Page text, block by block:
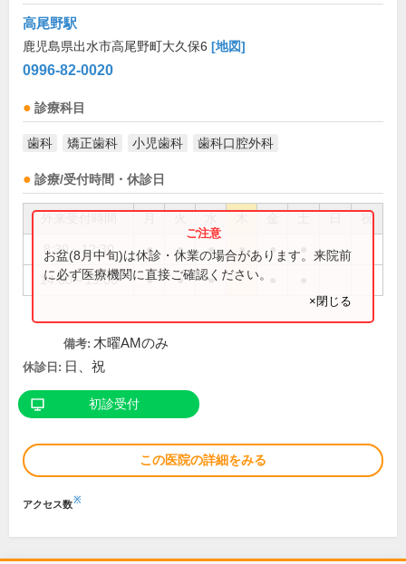
高尾野駅
鹿児島県出水市高尾野町大久保6 [地図]
0996-82-0020
診療科目
歯科 矯正歯科 小児歯科 歯科口腔外科
診療/受付時間・休診日
祝
8:30～12:30 ● ● ● ● ●
14:00～19:00 ● ● ●
お盆(8月中旬)は休診・休業の場合があります。来院前
に必ず医療機関に直接ご確認ください。
×閉じる
備考: 木曜AMのみ
休診日: 日、祝
初診受付
この医院の詳細をみる
アクセス数※